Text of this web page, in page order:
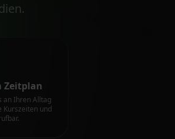
Zeitplan
an Ihren Alltag
Kurszeiten und